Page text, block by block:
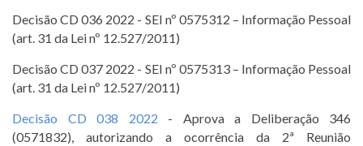
Decisão CD 036 2022 - SEI nº 0575312 – Informação Pessoal
(art. 31 da Lei nº 12.527/2011)
Decisão CD 037 2022 - SEI nº 0575313 – Informação Pessoal
(art. 31 da Lei nº 12.527/2011)
Decisão CD 038 2022 - Aprova a Deliberação 346
(0571832), autorizando a ocorrência da 2ª Reunião